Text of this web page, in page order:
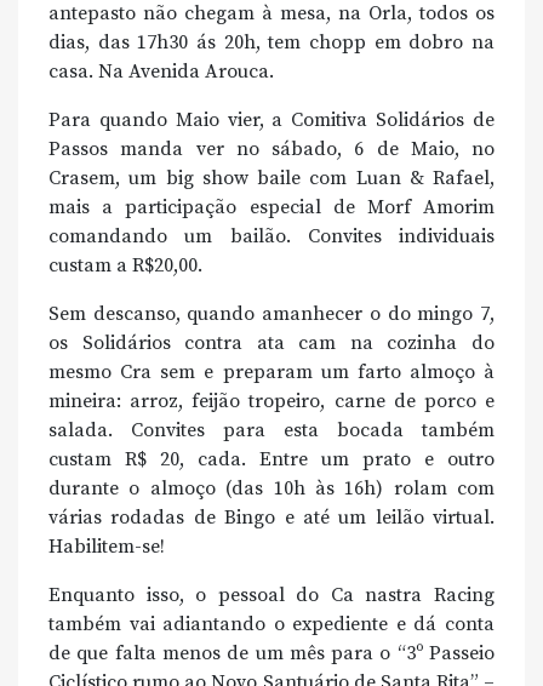
antepasto não chegam à mesa, na Orla, todos os
dias, das 17h30 ás 20h, tem chopp em dobro na
casa. Na Avenida Arouca.
Para quando Maio vier, a Comitiva Solidários de
Passos manda ver no sábado, 6 de Maio, no
Crasem, um big show baile com Luan & Rafael,
mais a participação especial de Morf Amorim
comandando um bailão. Convites individuais
custam a R$20,00.
Sem descanso, quando amanhecer o do mingo 7,
os Solidários contra ata cam na cozinha do
mesmo Cra sem e preparam um farto almoço à
mineira: arroz, feijão tropeiro, carne de porco e
salada. Convites para esta bocada também
custam R$ 20, cada. Entre um prato e outro
durante o almoço (das 10h às 16h) rolam com
várias rodadas de Bingo e até um leilão virtual.
Habilitem-se!
Enquanto isso, o pessoal do Ca nastra Racing
também vai adiantando o expediente e dá conta
de que falta menos de um mês para o “3º Passeio